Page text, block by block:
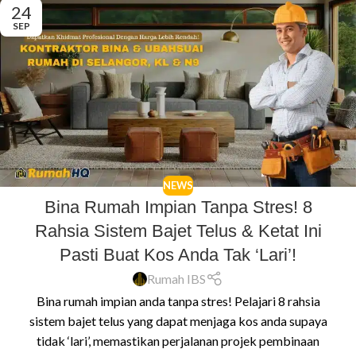
24
SEP
NEWS
Bina Rumah Impian Tanpa Stres! 8
Rahsia Sistem Bajet Telus & Ketat Ini
Pasti Buat Kos Anda Tak ‘Lari’!
Rumah IBS
Bina rumah impian anda tanpa stres! Pelajari 8 rahsia
sistem bajet telus yang dapat menjaga kos anda supaya
tidak ‘lari’, memastikan perjalanan projek pembinaan